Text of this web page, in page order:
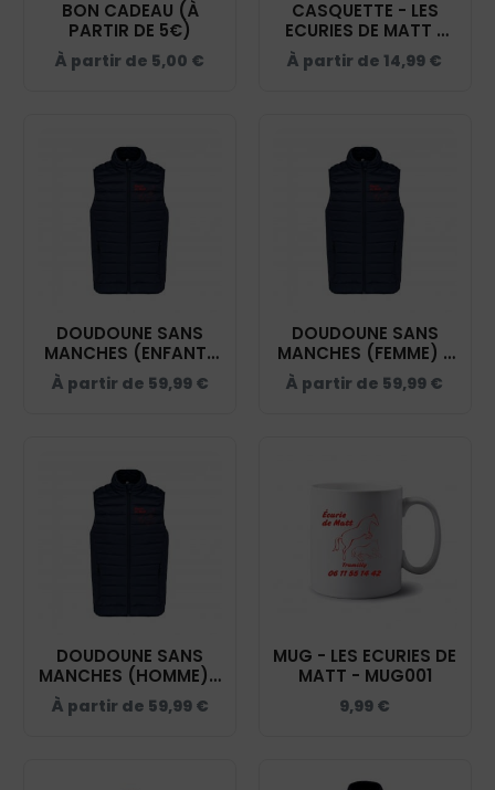
BON CADEAU (À
PARTIR DE 5€)
À partir de 5,00 €
CASQUETTE - LES
ECURIES DE MATT -
NAVY - BF015
À partir de 14,99 €
DOUDOUNE SANS
MANCHES (ENFANT)
- LES ECURIES DE
MATT - NAVY - K6115
À partir de 59,99 €
DOUDOUNE SANS
MANCHES (FEMME) -
LES ECURIES DE MATT
- NAVY - K6114
À partir de 59,99 €
DOUDOUNE SANS
MANCHES (HOMME) -
LES ECURIES DE MATT
- NAVY - K6113
À partir de 59,99 €
MUG - LES ECURIES DE
MATT - MUG001
9,99 €